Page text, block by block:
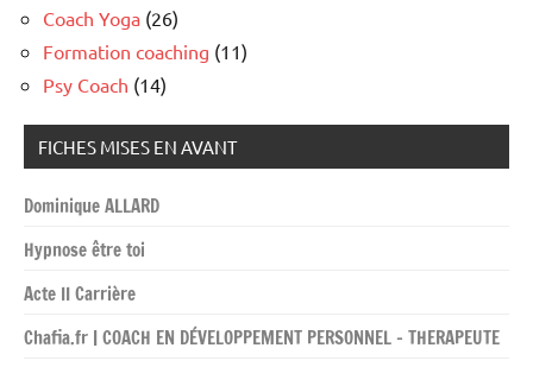
Coach Yoga (26)
Formation coaching (11)
Psy Coach (14)
FICHES MISES EN AVANT
Dominique ALLARD
Hypnose être toi
Acte II Carrière
Chafia.fr | COACH EN DÉVELOPPEMENT PERSONNEL – THERAPEUTE